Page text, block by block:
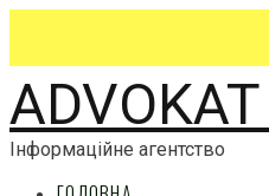
Інформаційне агентство